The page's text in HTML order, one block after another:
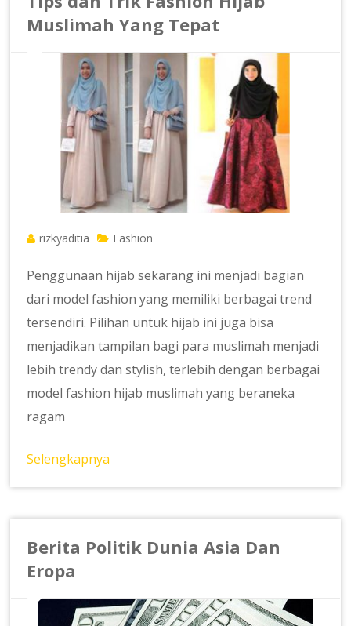
Muslimah Yang Tepat
rizkyaditia Fashion
Penggunaan hijab sekarang ini menjadi bagian
dari model fashion yang memiliki berbagai trend
tersendiri. Pilihan untuk hijab ini juga bisa
menjadikan tampilan bagi para muslimah menjadi
lebih trendy dan stylish, terlebih dengan berbagai
model fashion hijab muslimah yang beraneka
ragam
Selengkapnya
Berita Politik Dunia Asia Dan
Eropa